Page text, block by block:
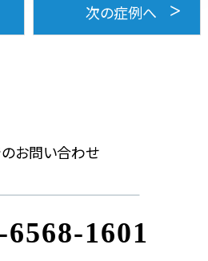
次の症例へ
お問い合わせ
6568-1601